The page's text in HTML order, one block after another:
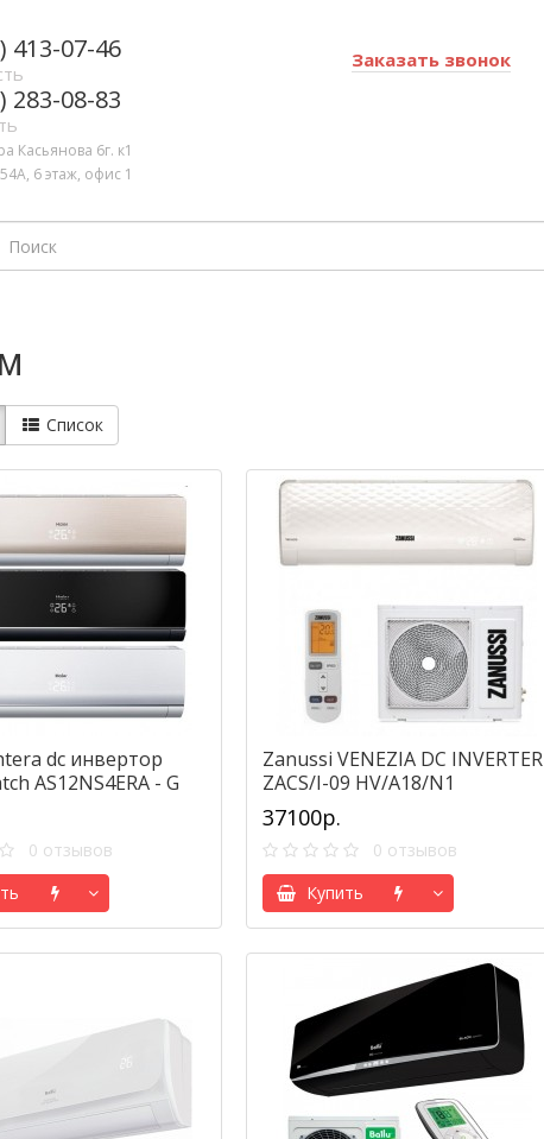
413-07-46
283-08-83
Касьянова 6г. к1
6 этаж, офис 1
Заказать звонок
Список
dc инвертор
AS12NS4ERA - G
0 отзывов
Zanussi VENEZIA DC INVERTER
ZACS/I-09 HV/A18/N1
37100р.
0 отзывов
Купить